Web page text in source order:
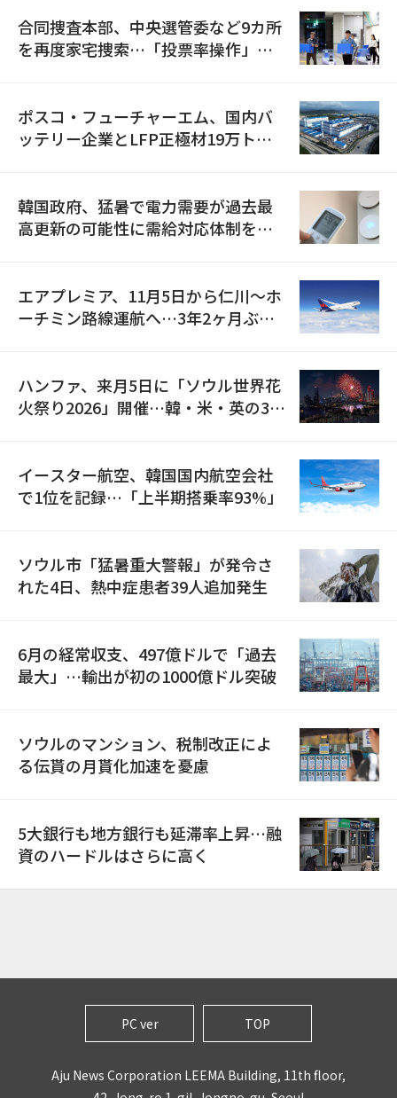
合同捜査本部、中央選管委など9カ所
を再度家宅捜索…「投票率操作」の
ポスコ・フューチャーエム、国内バ
ッテリー企業とLFP正極材19万トン
韓国政府、猛暑で電力需要が過去最
高更新の可能性に需給対応体制を点
エアプレミア、11月5日から仁川〜ホ
ーチミン路線運航へ…3年2ヶ月ぶり
ハンファ、来月5日に「ソウル世界花
火祭り2026」開催…韓・米・英の3カ
イースター航空、韓国国内航空会社
で1位を記録…「上半期搭乗率93%」
ソウル市「猛暑重大警報」が発令さ
れた4日、熱中症患者39人追加発生
6月の経常収支、497億ドルで「過去
最大」…輸出が初の1000億ドル突破
ソウルのマンション、税制改正によ
る伝貰の月貰化加速を憂慮
5大銀行も地方銀行も延滞率上昇…融
資のハードルはさらに高く
PC ver TOP
Aju News Corporation LEEMA Building, 11th floor,